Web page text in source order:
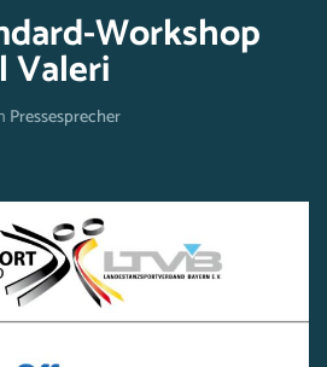
Workshop
Valeri
Pressesprecher